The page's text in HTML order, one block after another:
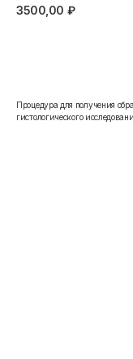
3500,00 ₽
Процедура для получения
гистологического